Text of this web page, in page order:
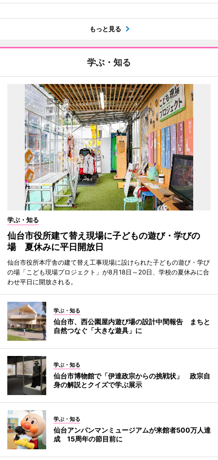
もっと見る
学ぶ・知る
学ぶ・知る
仙台市役所建て替え現場に子どもの遊び・学びの
場 夏休みに平日開放日
仙台市役所本庁舎の建て替え工事現場に設けられた子どもの遊び・学び
の場「こども現場プロジェクト」が8月18日～20日、学校の夏休みに合
わせ平日に開放される。
学ぶ・知る
仙台市、西公園屋内遊び場の設計中間報告 まちと
自然つなぐ「大きな遊具」に
学ぶ・知る
仙台市博物館で「伊達政宗からの挑戦状」 政宗自
身の解説とクイズで学ぶ展示
学ぶ・知る
仙台アンパンマンミュージアムが来館者500万人達
成 15周年の節目前に